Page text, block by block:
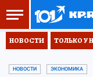
НОВОСТИ ТОЛЬКО У
НОВОСТИ ЭКОНОМИКА